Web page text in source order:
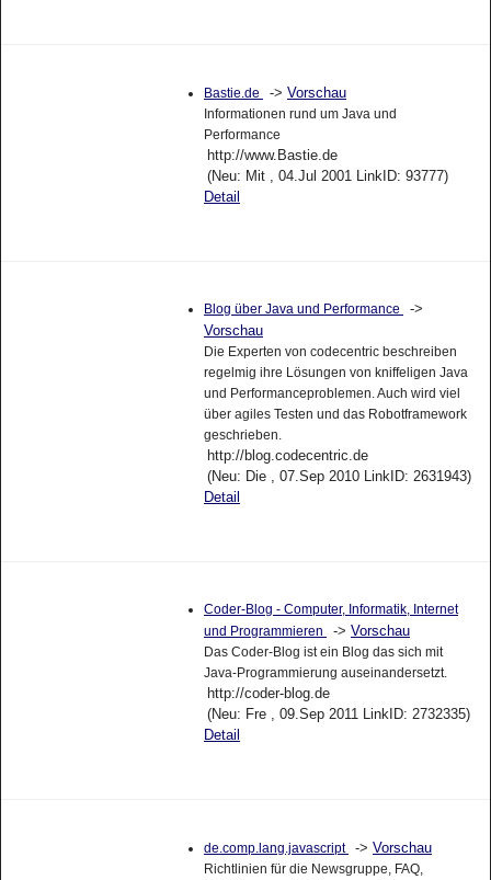
Bastie.de -> Vorschau
Informationen rund um Java und
Performance
http://www.Bastie.de
(Neu: Mit , 04.Jul 2001 LinkID: 93777)
Detail
Blog über Java und Performance
->
Vorschau
Die Experten von codecentric beschreiben
regelmig ihre Lösungen von kniffeligen Java
und Performanceproblemen. Auch wird viel
über agiles Testen und das Robotframework
geschrieben.
http://blog.codecentric.de
(Neu: Die , 07.Sep 2010 LinkID: 2631943)
Detail
Coder-Blog - Computer, Informatik, Internet
und Programmieren
-> Vorschau
Das Coder-Blog ist ein Blog das sich mit
Java-Programmierung auseinandersetzt.
http://coder-blog.de
(Neu: Fre , 09.Sep 2011 LinkID: 2732335)
Detail
de.comp.lang.javascript -> Vorschau
Richtlinien für die Newsgruppe, FAQ,